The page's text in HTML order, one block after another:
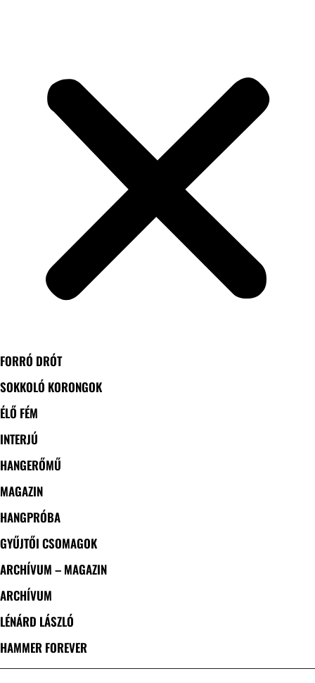
FORRÓ DRÓT
SOKKOLÓ KORONGOK
ÉLŐ FÉM
INTERJÚ
HANGERŐMŰ
MAGAZIN
HANGPRÓBA
GYŰJTŐI CSOMAGOK
ARCHÍVUM – MAGAZIN
ARCHÍVUM
LÉNÁRD LÁSZLÓ
HAMMER FOREVER